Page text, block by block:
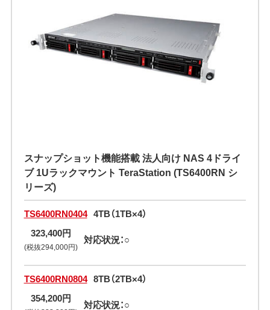
スナップショット機能搭載 法人向け NAS 4ドライ
ブ 1Uラックマウント TeraStation (TS6400RN シ
リーズ)
TS6400RN0404 4TB（1TB×4）
323,400円
(税抜294,000円)
対応状況：○
TS6400RN0804 8TB（2TB×4）
354,200円
対応状況：○